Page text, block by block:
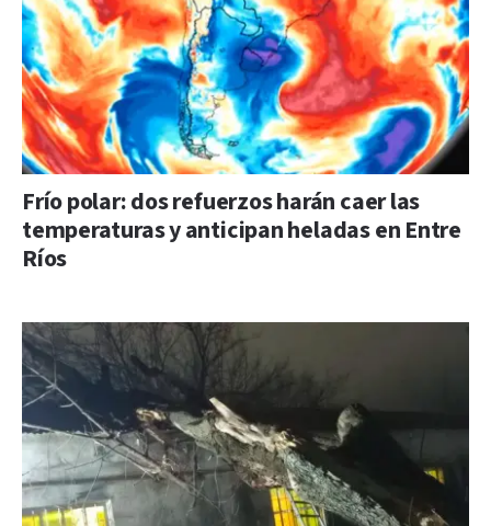
Frío polar: dos refuerzos harán caer las
temperaturas y anticipan heladas en Entre
Ríos